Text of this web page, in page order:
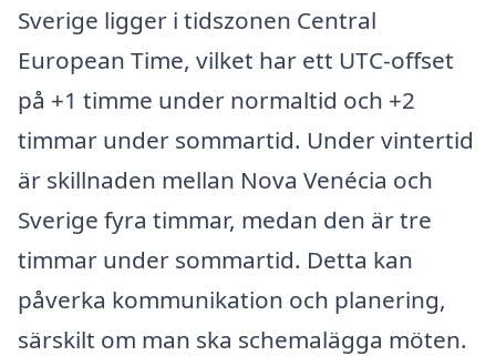
Sverige ligger i tidszonen Central
European Time, vilket har ett UTC-offset
på +1 timme under normaltid och +2
timmar under sommartid. Under vintertid
är skillnaden mellan Nova Venécia och
Sverige fyra timmar, medan den är tre
timmar under sommartid. Detta kan
påverka kommunikation och planering,
särskilt om man ska schemalägga möten.